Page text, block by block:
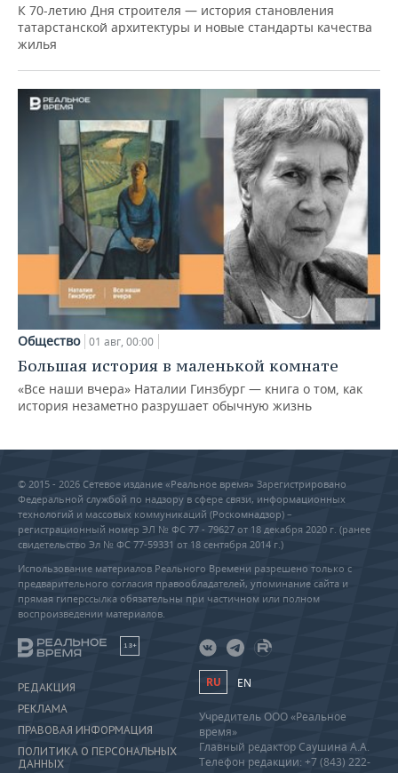
К 70-летию Дня строителя — история становления
татарстанской архитектуры и новые стандарты качества
жилья
Общество 01 авг, 00:00
Большая история в маленькой комнате
«Все наши вчера» Наталии Гинзбург — книга о том, как
история незаметно разрушает обычную жизнь
© 2015 - 2026 Сетевое издание «Реальное время» Зарегистрировано
Федеральной службой по надзору в сфере связи, информационных
технологий и массовых коммуникаций (Роскомнадзор) –
регистрационный номер ЭЛ № ФС 77 - 79627 от 18 декабря 2020 г. (ранее
свидетельство Эл № ФС 77-59331 от 18 сентября 2014 г.)
Использование материалов Реального Времени разрешено только с
предварительного согласия правообладателей, упоминание сайта и
прямая гиперссылка обязательны при частичном или полном
воспроизведении материалов.
18+
РЕДАКЦИЯ
РЕКЛАМА
ПРАВОВАЯ ИНФОРМАЦИЯ
ПОЛИТИКА О ПЕРСОНАЛЬНЫХ
ДАННЫХ
RU EN
Учредитель ООО «Реальное
время»
Главный редактор Саушина А.А.
Телефон редакции: +7 (843) 222-